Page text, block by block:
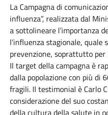
La Campagna di
influenza”, realizzata dal
a sottolineare l’importanza
l’influenza stagionale, quale
prevenzione, soprattutto
Il target della campagna è
dalla popolazione con più di
fragili. Il testimonial è Carlo
considerazione del suo
della cultura della salute in